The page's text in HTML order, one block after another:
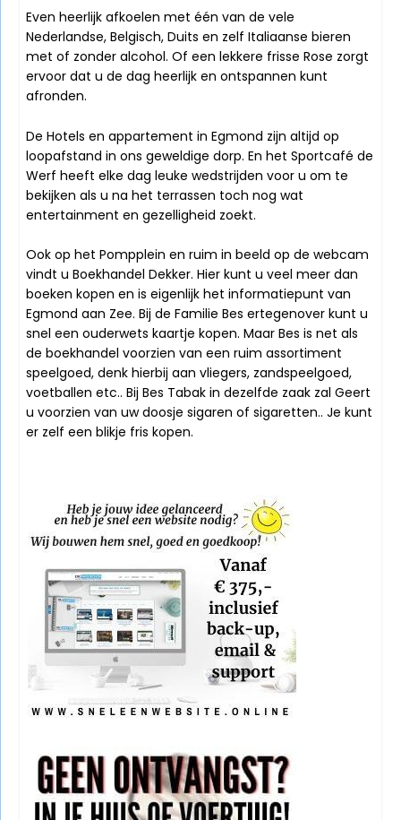
Even heerlijk afkoelen met één van de vele
Nederlandse, Belgisch, Duits en zelf Italiaanse bieren
met of zonder alcohol. Of een lekkere frisse Rose zorgt
ervoor dat u de dag heerlijk en ontspannen kunt
afronden.
De Hotels en appartement in Egmond zijn altijd op
loopafstand in ons geweldige dorp. En hetSportcafé de
Werf heeft elke dag leuke wedstrijden voor u om te
bekijken als u na het terrassen toch nog wat
entertainment en gezelligheid zoekt.
Ook op het Pompplein en ruim in beeld op de webcam
vindt uBoekhandel Dekker. Hier kunt u veel meer dan
boeken kopen en is eigenlijk het informatiepunt van
Egmond aan Zee. Bij deFamilie Bes ertegenover kunt u
snel een ouderwets kaartje kopen. Maar Bes is net als
de boekhandel voorzien van een ruim assortiment
speelgoed, denk hierbij aan vliegers, zandspeelgoed,
voetballen etc.. Bij Bes Tabak in dezelfde zaak zal Geert
u voorzien van uw doosje sigaren of sigaretten.. Je kunt
er zelf een blikje fris kopen.